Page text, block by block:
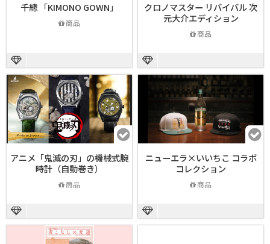
千總 「KIMONO GOWN」
商品
クロノマスター リバイバル 次
元大介エディション
商品
アニメ「鬼滅の刃」の機械式腕
時計（自動巻き）
商品
ニューエラ×いいちこ コラボ
コレクション
商品